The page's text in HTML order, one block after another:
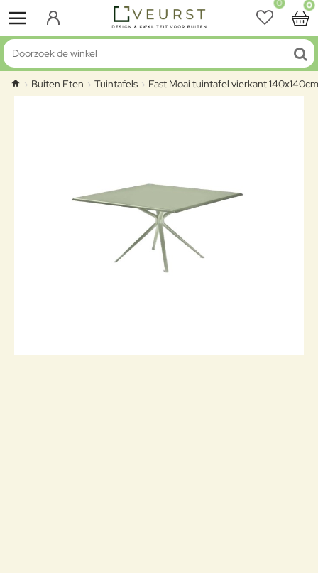
0 0
Doorzoek de winkel
home
Buiten Eten Tuintafels Fast Moai tuintafel vierkant 140x140cm